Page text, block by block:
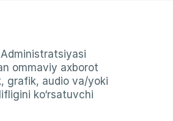
ommaviy axborot
grafik, audio va/yoki
ko‘rsatuvchi